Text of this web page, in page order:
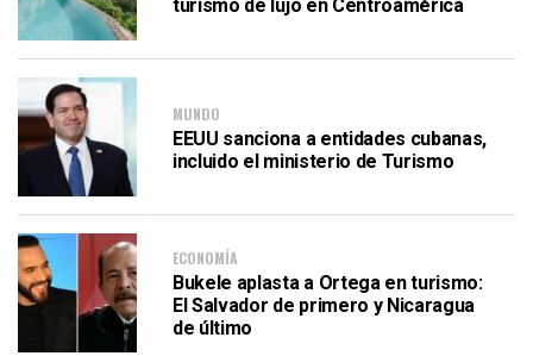
turismo de lujo en Centroamérica
MUNDO
EEUU sanciona a entidades cubanas,
incluido el ministerio de Turismo
ECONOMÍA
Bukele aplasta a Ortega en turismo:
El Salvador de primero y Nicaragua
de último